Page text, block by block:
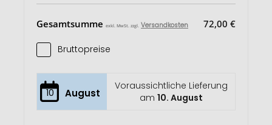
Gesamtsumme exkl. MwSt. zzgl. Versandkosten 72,00 €
Bruttopreise
10 August
Voraussichtliche Lieferung
am 10. August